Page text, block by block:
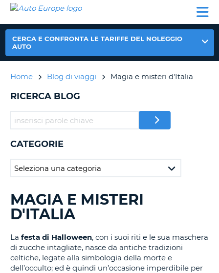
NOLEGGIO
NOLEGGIO
AUTO
EUROPE
NOLEGGIO
CAMPER
PARTNER
AIUTO
IL
PRENOTAZIONE
CERCA E CONFRONTA LE TARIFFE DEL NOLEGGIO
AUTO
Home Blog di viaggi Magia e misteri d'Italia
RICERCA BLOG
CATEGORIE
RICERCA
BLOG
IN
CORSO......
MAGIA E MISTERI
D'ITALIA
La festa di Halloween, con i suoi riti e le sua maschera
di zucche intagliate, nasce da antiche tradizioni
celtiche, legate alla simbologia della morte e
dell’occulto; ed è quindi un’occasione imperdibile per